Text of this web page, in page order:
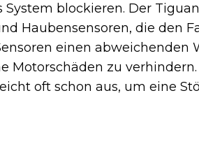
blockieren. Der
Haubensensoren, die den
einen abweichenden
Motorschäden zu
oft schon aus, um eine